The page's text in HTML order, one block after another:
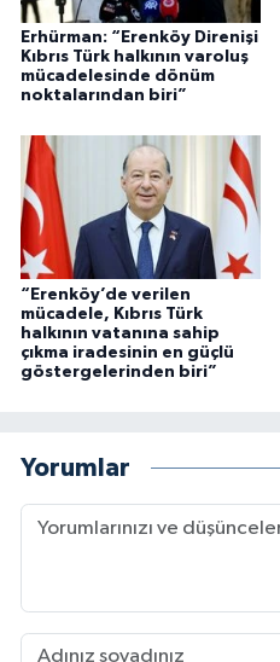
Erhürman: “Erenköy Direnişi
Kıbrıs Türk halkının varoluş
mücadelesinde dönüm
noktalarından biri”
“Erenköy’de verilen
mücadele, Kıbrıs Türk
halkının vatanına sahip
çıkma iradesinin en güçlü
göstergelerinden biri”
Yorumlar